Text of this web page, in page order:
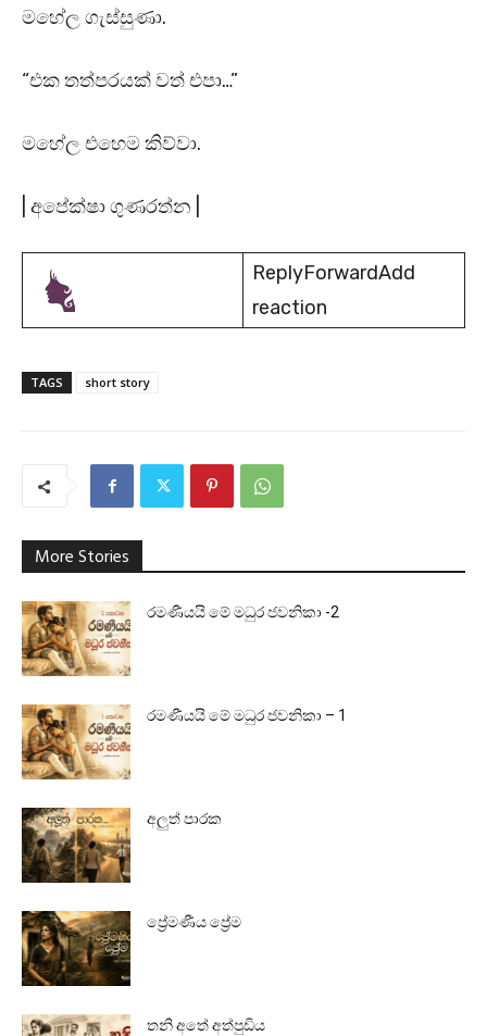
මහේල ගැස්සුණා.
“එක තත්පරයක් වත් එපා…”
මහේල එහෙම කිව්වා.
| අපේක්ෂා ගුණරත්න |
ReplyForwardAdd
reaction
TAGS short story
More Stories
රමණීයයි මේ මධුර ජවනිකා -2
රමණීයයි මේ මධුර ජවනිකා – 1
අලුත් පාරක
ප්‍රේමණීය ප්‍රේම
තනි අතේ අත්පුඩිය